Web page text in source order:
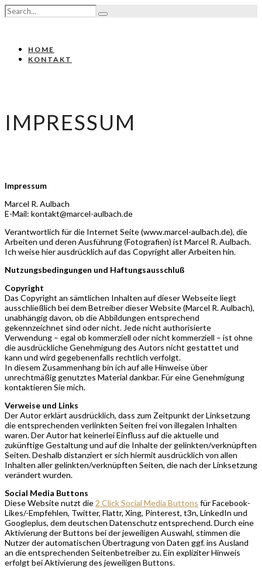
HOME
KONTAKT
IMPRESSUM
Impressum
Marcel R. Aulbach
E-Mail: kontakt@marcel-aulbach.de
Verantwortlich für die Internet Seite (www.marcel-aulbach.de), die
Arbeiten und deren Ausführung (Fotografien) ist Marcel R. Aulbach.
Ich weise hier ausdrücklich auf das Copyright aller Arbeiten hin.
Nutzungsbedingungen und Haftungsausschluß
Copyright
Das Copyright an sämtlichen Inhalten auf dieser Webseite liegt
ausschließlich bei dem Betreiber dieser Website (Marcel R. Aulbach),
unabhängig davon, ob die Abbildungen entsprechend
gekennzeichnet sind oder nicht. Jede nicht authorisierte
Verwendung – egal ob kommerziell oder nicht kommerziell – ist ohne
die ausdrückliche Genehmigung des Autors nicht gestattet und
kann und wird gegebenenfalls rechtlich verfolgt.
In diesem Zusammenhang bin ich auf alle Hinweise über
unrechtmäßig genutztes Material dankbar. Für eine Genehmigung
kontaktieren Sie mich.
Verweise und Links
Der Autor erklärt ausdrücklich, dass zum Zeitpunkt der Linksetzung
die entsprechenden verlinkten Seiten frei von illegalen Inhalten
waren. Der Autor hat keinerlei Einfluss auf die aktuelle und
zukünftige Gestaltung und auf die Inhalte der gelinkten/verknüpften
Seiten. Deshalb distanziert er sich hiermit ausdrücklich von allen
Inhalten aller gelinkten/verknüpften Seiten, die nach der Linksetzung
verändert wurden.
Social Media Buttons
Diese Website nutzt die 2 Click Social Media Buttons für Facebook-
Likes/-Empfehlen, Twitter, Flattr, Xing, Pinterest, t3n, LinkedIn und
Googleplus, dem deutschen Datenschutz entsprechend. Durch eine
Aktivierung der Buttons bei der jeweiligen Auswahl, stimmen die
Nutzer der automatischen Übertragung von Daten ggf. ins Ausland
an die entsprechenden Seitenbetreiber zu. Ein expliziter Hinweis
erfolgt bei Aktivierung des jeweiligen Buttons.